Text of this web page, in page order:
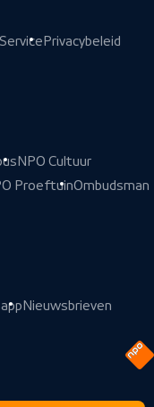
Privacybeleid
NPO Cultuur
ProeftuinOmbudsman
Nieuwsbrieven